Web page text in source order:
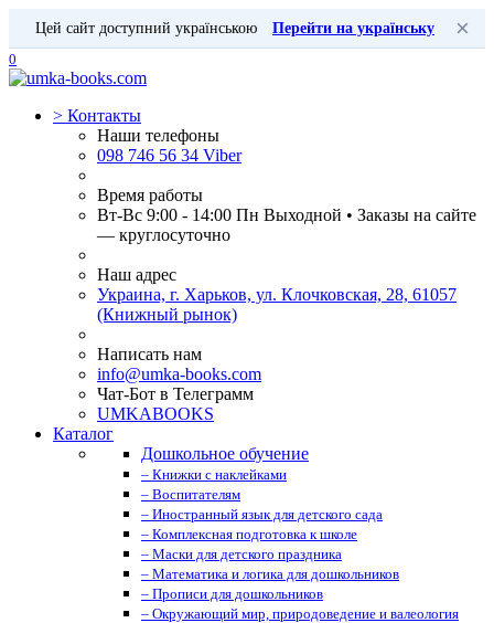
Цей сайт доступний українською Перейти на українську ×
0
> Контакты
Наши телефоны
098 746 56 34 Viber
Время работы
Вт-Вс 9:00 - 14:00 Пн Выходной • Заказы на сайте
— круглосуточно
Наш адрес
Украина, г. Харьков, ул. Клочковская, 28, 61057
(Книжный рынок)
Написать нам
info@umka-books.com
Чат-Бот в Телеграмм
UMKABOOKS
Каталог
Дошкольное обучение
– Книжки с наклейками
– Воспитателям
– Иностранный язык для детского сада
– Комплексная подготовка к школе
– Маски для детского праздника
– Математика и логика для дошкольников
– Прописи для дошкольников
– Окружающий мир, природоведение и валеология